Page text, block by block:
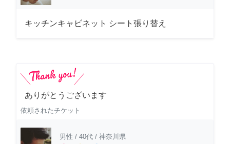
キッチンキャビネット シート張り替え
ありがとうございます
依頼されたチケット
男性 / 40代 / 神奈川県